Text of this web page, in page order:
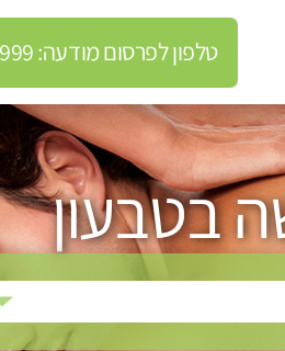
טלפון לפרסום מודעה: 054-3220999
בטבעון